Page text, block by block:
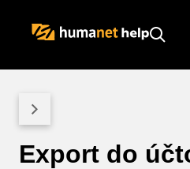
Export do